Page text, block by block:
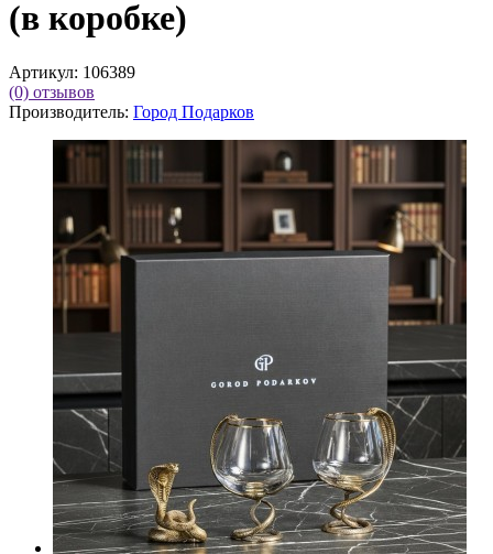
(в коробке)
Артикул: 106389
(0) отзывов
Производитель: Город Подарков